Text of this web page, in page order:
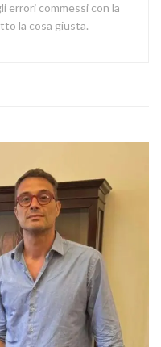
errori commessi con la
la cosa giusta.